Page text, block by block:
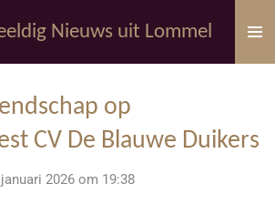
Nieuws uit Lommel
op
CV De Blauwe Duikers
2026 om 19:38